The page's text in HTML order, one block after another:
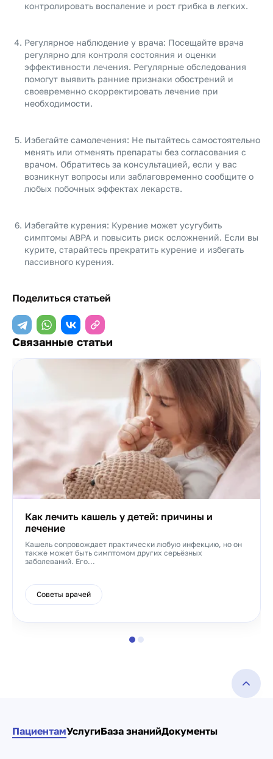
контролировать воспаление и рост грибка в легких.
Регулярное наблюдение у врача: Посещайте врача
регулярно для контроля состояния и оценки
эффективности лечения. Регулярные обследования
помогут выявить ранние признаки обострений и
своевременно скорректировать лечение при
необходимости.
Избегайте самолечения: Не пытайтесь самостоятельно
менять или отменять препараты без согласования с
врачом. Обратитесь за консультацией, если у вас
возникнут вопросы или заблаговременно сообщите о
любых побочных эффектах лекарств.
Избегайте курения: Курение может усугубить
симптомы ABPA и повысить риск осложнений. Если вы
курите, старайтесь прекратить курение и избегать
пассивного курения.
Поделиться статьей
Связанные статьи
Как лечить кашель у детей: причины и
лечение
Кашель сопровождает практически любую инфекцию, но он
также может быть симптомом других серьёзных
заболеваний. Его...
Советы врачей
ПациентамУслугиБаза знанийДокументы